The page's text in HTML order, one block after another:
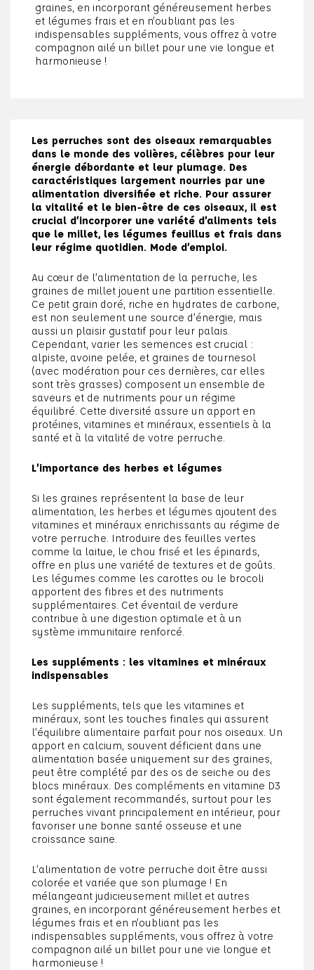
graines, en incorporant généreusement herbes
et légumes frais et en n’oubliant pas les
indispensables suppléments, vous offrez à votre
compagnon ailé un billet pour une vie longue et
harmonieuse !
Les perruches sont des oiseaux remarquables
dans le monde des volières, célèbres pour leur
énergie débordante et leur plumage. Des
caractéristiques largement nourries par une
alimentation diversifiée et riche. Pour assurer
la vitalité et le bien-être de ces oiseaux, il est
crucial d’incorporer une variété d’aliments tels
que le millet, les légumes feuillus et frais dans
leur régime quotidien. Mode d’emploi.
Au cœur de l’alimentation de la perruche, les
graines de millet jouent une partition essentielle.
Ce petit grain doré, riche en hydrates de carbone,
est non seulement une source d’énergie, mais
aussi un plaisir gustatif pour leur palais.
Cependant, varier les semences est crucial :
alpiste, avoine pelée, et graines de tournesol
(avec modération pour ces dernières, car elles
sont très grasses) composent un ensemble de
saveurs et de nutriments pour un régime
équilibré. Cette diversité assure un apport en
protéines, vitamines et minéraux, essentiels à la
santé et à la vitalité de votre perruche.
L’importance des herbes et légumes
Si les graines représentent la base de leur
alimentation, les herbes et légumes ajoutent des
vitamines et minéraux enrichissants au régime de
votre perruche. Introduire des feuilles vertes
comme la laitue, le chou frisé et les épinards,
offre en plus une variété de textures et de goûts.
Les légumes comme les carottes ou le brocoli
apportent des fibres et des nutriments
supplémentaires. Cet éventail de verdure
contribue à une digestion optimale et à un
système immunitaire renforcé.
Les suppléments : les vitamines et minéraux
indispensables
Les suppléments, tels que les vitamines et
minéraux, sont les touches finales qui assurent
l’équilibre alimentaire parfait pour nos oiseaux. Un
apport en calcium, souvent déficient dans une
alimentation basée uniquement sur des graines,
peut être complété par des os de seiche ou des
blocs minéraux. Des compléments en vitamine D3
sont également recommandés, surtout pour les
perruches vivant principalement en intérieur, pour
favoriser une bonne santé osseuse et une
croissance saine.
L’alimentation de votre perruche doit être aussi
colorée et variée que son plumage ! En
mélangeant judicieusement millet et autres
graines, en incorporant généreusement herbes et
légumes frais et en n’oubliant pas les
indispensables suppléments, vous offrez à votre
compagnon ailé un billet pour une vie longue et
harmonieuse !